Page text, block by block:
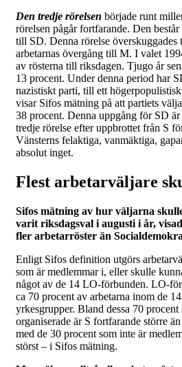
Den tredje rörelsen började runt
rörelsen pågår fortfarande. Den
till SD. Denna rörelse överskuggades
arbetarnas övergång till M. I valet
av rösterna till riksdagen. Tjugo år
13 procent. Under denna period har
nazistiskt parti, till ett
visar Sifos mätning på att partiets
38 procent. Denna uppgång för SD
tredje rörelse efter uppbrottet från S
Vänsterns felaktiga, vanmäktiga,
absolut inget.
Flest arbetarväljare
Sifos mätning av hur väljarna
varit riksdagsval i augusti i år,
fler arbetarröster än
Enligt Sifos definition utgörs
som är medlemmar i, eller skulle
något av de 14 LO-förbunden. LO-
ca 70 procent av arbetarna inom de
yrkesgrupper. Bland dessa 70
organiserade är S fortfarande större
med de 30 procent som inte är
störst – i Sifos mätning.